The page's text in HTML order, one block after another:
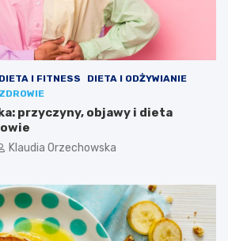
DIETA I FITNESS
DIETA I ODŻYWIANIE
ZDROWIE
przyczyny, objawy i dieta
Klaudia Orzechowska